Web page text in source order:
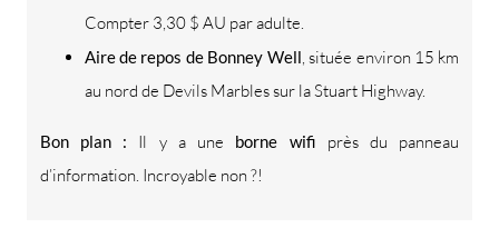
Compter 3,30 $ AU par adulte.
Aire de repos de Bonney Well , située environ 15 km
au nord de Devils Marbles sur la Stuart Highway.
Bon plan : Il y a une borne wifi près du panneau
d’information. Incroyable non ?!